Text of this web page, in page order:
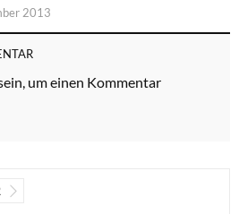
2013
um einen Kommentar